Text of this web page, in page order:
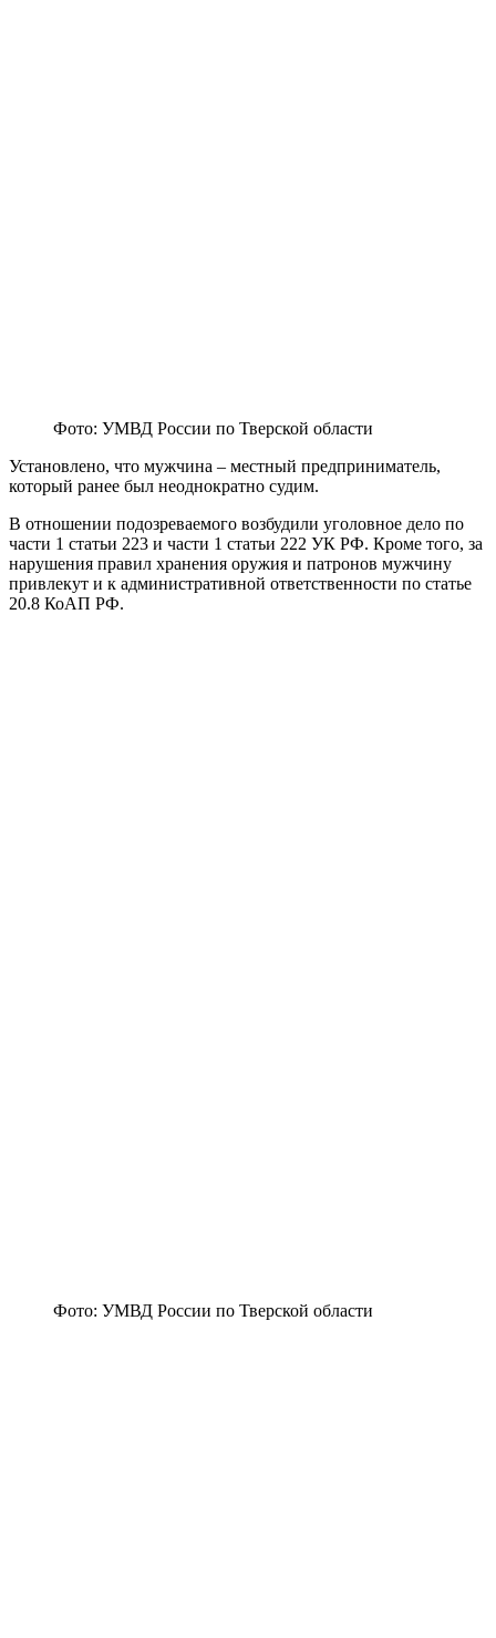
Фото: УМВД России по Тверской области
Установлено, что мужчина – местный предприниматель,
который ранее был неоднократно судим.
В отношении подозреваемого возбудили уголовное дело по
части 1 статьи 223 и части 1 статьи 222 УК РФ. Кроме того, за
нарушения правил хранения оружия и патронов мужчину
привлекут и к административной ответственности по статье
20.8 КоАП РФ.
Фото: УМВД России по Тверской области